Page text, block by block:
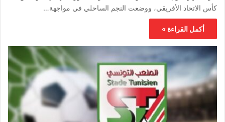
كأس الاتحاد الأفريقي، ووضعت النجم الساحلي في مواجهة…
أكمل القراءة »